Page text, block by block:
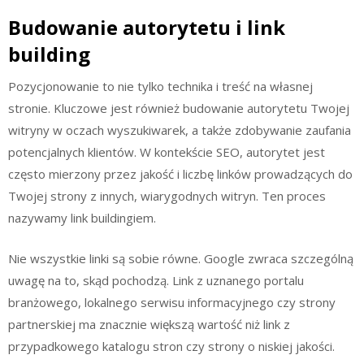
Budowanie autorytetu i link
building
Pozycjonowanie to nie tylko technika i treść na własnej
stronie. Kluczowe jest również budowanie autorytetu Twojej
witryny w oczach wyszukiwarek, a także zdobywanie zaufania
potencjalnych klientów. W kontekście SEO, autorytet jest
często mierzony przez jakość i liczbę linków prowadzących do
Twojej strony z innych, wiarygodnych witryn. Ten proces
nazywamy link buildingiem.
Nie wszystkie linki są sobie równe. Google zwraca szczególną
uwagę na to, skąd pochodzą. Link z uznanego portalu
branżowego, lokalnego serwisu informacyjnego czy strony
partnerskiej ma znacznie większą wartość niż link z
przypadkowego katalogu stron czy strony o niskiej jakości.